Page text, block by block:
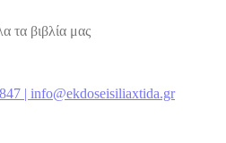
τα βιβλία μας
| info@ekdoseisiliaxtida.gr